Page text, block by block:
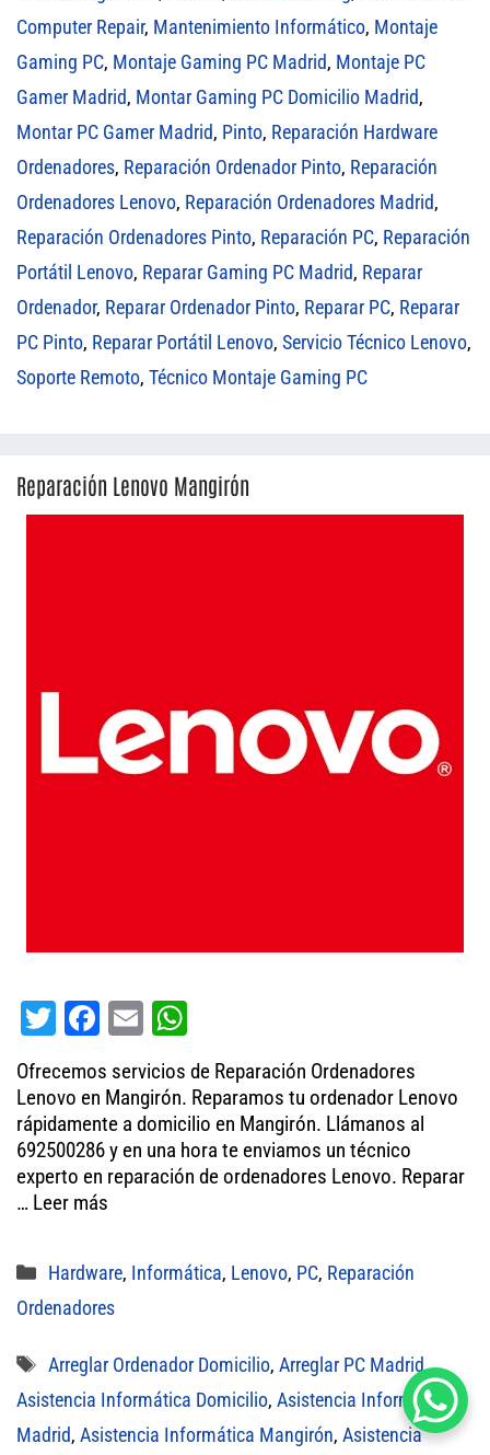
Computer Repair, Mantenimiento Informático, Montaje
Gaming PC, Montaje Gaming PC Madrid, Montaje PC
Gamer Madrid, Montar Gaming PC Domicilio Madrid,
Montar PC Gamer Madrid, Pinto, Reparación Hardware
Ordenadores, Reparación Ordenador Pinto, Reparación
Ordenadores Lenovo, Reparación Ordenadores Madrid,
Reparación Ordenadores Pinto, Reparación PC, Reparación
Portátil Lenovo, Reparar Gaming PC Madrid, Reparar
Ordenador, Reparar Ordenador Pinto, Reparar PC, Reparar
PC Pinto, Reparar Portátil Lenovo, Servicio Técnico Lenovo,
Soporte Remoto, Técnico Montaje Gaming PC
Reparación Lenovo Mangirón
T
tt
er
Fa
bo
ok
E
m
ail
ha
ts
A
pp
Ofrecemos servicios de Reparación Ordenadores
Lenovo en Mangirón. Reparamos tu ordenador Lenovo
rápidamente a domicilio en Mangirón. Llámanos al
692500286 y en una hora te enviamos un técnico
experto en reparación de ordenadores Lenovo. Reparar
… Leer más
Categorías
Hardware, Informática, Lenovo, PC, Reparación
Ordenadores
Etiquetas
Arreglar Ordenador Domicilio, Arreglar PC Madrid,
Asistencia Informática Domicilio, Asistencia Informática
Madrid, Asistencia Informática Mangirón, Asistencia